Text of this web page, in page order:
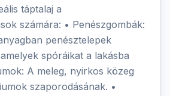
táptalaj a
számára: • Penészgombák:
penésztelepek
spóráikat a lakásba
A meleg, nyirkos közeg
szaporodásának. •